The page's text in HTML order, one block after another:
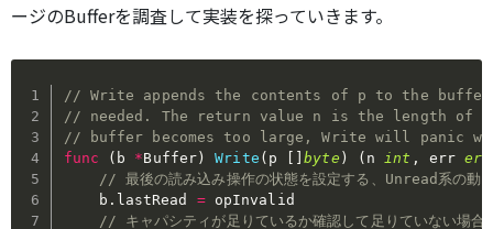
ージのBufferを調査して実装を探っていきます。
// Write appends the contents of p to the
// needed. The return value n is the length
// buffer becomes too large, Write will panic
func
( b *Buffer ) Write ( p ]byte ) ( n int , err
// 最後の読み込み操作の状態を設定する、Unread系の動
	b
. lastRead = opInvalid
// キャパシティが足りているか確認して足りていない場